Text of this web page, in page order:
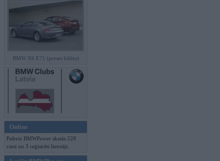
BMW X6 E71 (preses bildes)
Online
Pašreiz BMWPower skatās 228
viesi un 3 reģistrēti lietotāji.